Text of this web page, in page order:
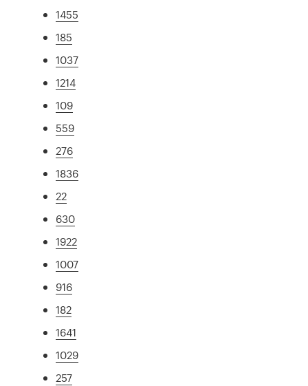
1455
185
1037
1214
109
559
276
1836
22
630
1922
1007
916
182
1641
1029
257